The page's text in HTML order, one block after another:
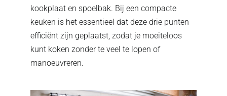
kookplaat en spoelbak. Bij een compacte
keuken is het essentieel dat deze drie punten
efficiënt zijn geplaatst, zodat je moeiteloos
kunt koken zonder te veel te lopen of
manoeuvreren.